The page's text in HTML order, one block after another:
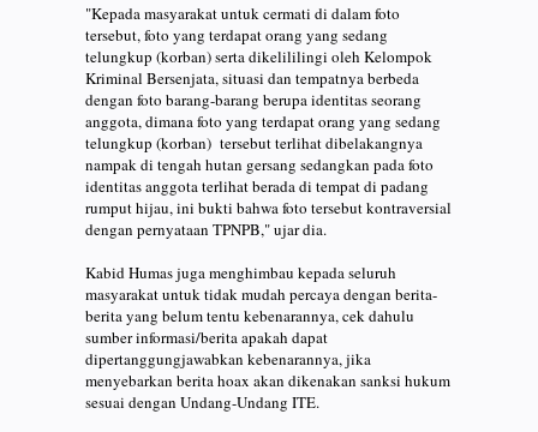
"Kepada masyarakat untuk cermati di dalam foto
tersebut, foto yang terdapat orang yang sedang
telungkup (korban) serta dikelililingi oleh Kelompok
Kriminal Bersenjata, situasi dan tempatnya berbeda
dengan foto barang-barang berupa identitas seorang
anggota, dimana foto yang terdapat orang yang sedang
telungkup (korban) tersebut terlihat dibelakangnya
nampak di tengah hutan gersang sedangkan pada foto
identitas anggota terlihat berada di tempat di padang
rumput hijau, ini bukti bahwa foto tersebut kontraversial
dengan pernyataan TPNPB," ujar dia.
Kabid Humas juga menghimbau kepada seluruh
masyarakat untuk tidak mudah percaya dengan berita-
berita yang belum tentu kebenarannya, cek dahulu
sumber informasi/berita apakah dapat
dipertanggungjawabkan kebenarannya, jika
menyebarkan berita hoax akan dikenakan sanksi hukum
sesuai dengan Undang-Undang ITE.